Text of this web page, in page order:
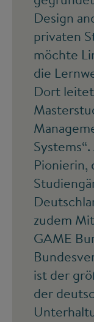
Design
privaten
möchte
die
Dort
Pionierin,
zudem
GAME
ist der
der